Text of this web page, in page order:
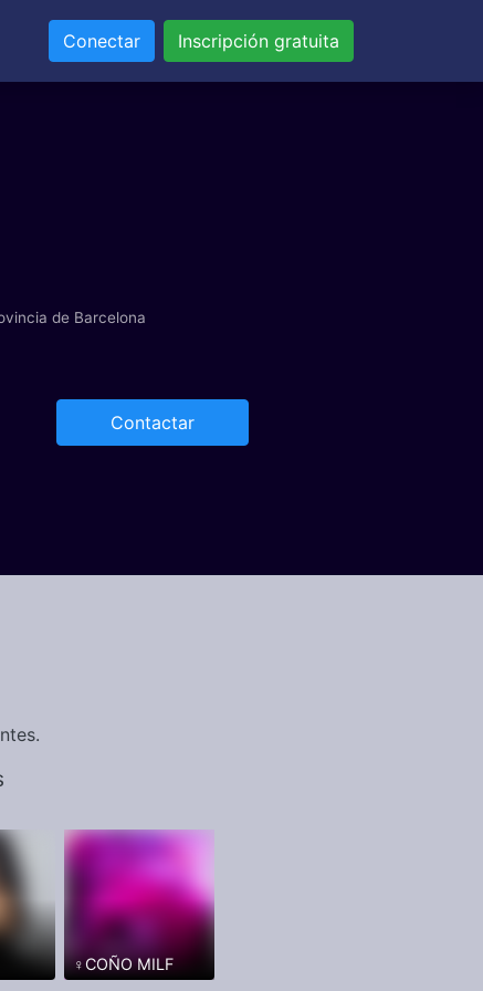
Conectar Inscripción gratuita
de Barcelona
Contactar
♀️COÑO MILF